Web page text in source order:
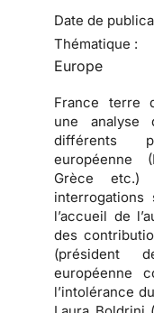
Date de
Thématique :
Europe
France terre
une analyse
différents
européenne
Grèce etc.)
l’accueil de
des
(président
européenne
l’intolérance